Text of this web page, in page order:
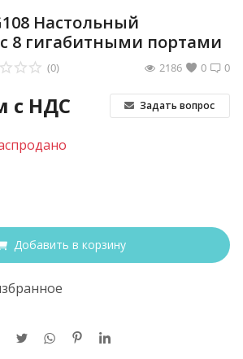
Настольный
8 гигабитными портами
0
(0) 0
2186
с НДС Задать вопрос
Добавить в корзину